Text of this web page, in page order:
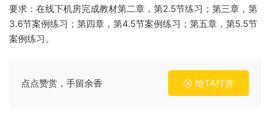
要求：在线下机房完成教材第二章，第2.5节练习；第三章，第
3.6节案例练习；第四章，第4.5节案例练习；第五章，第5.5节
案例练习。
点点赞赏，手留余香 给TA打赏